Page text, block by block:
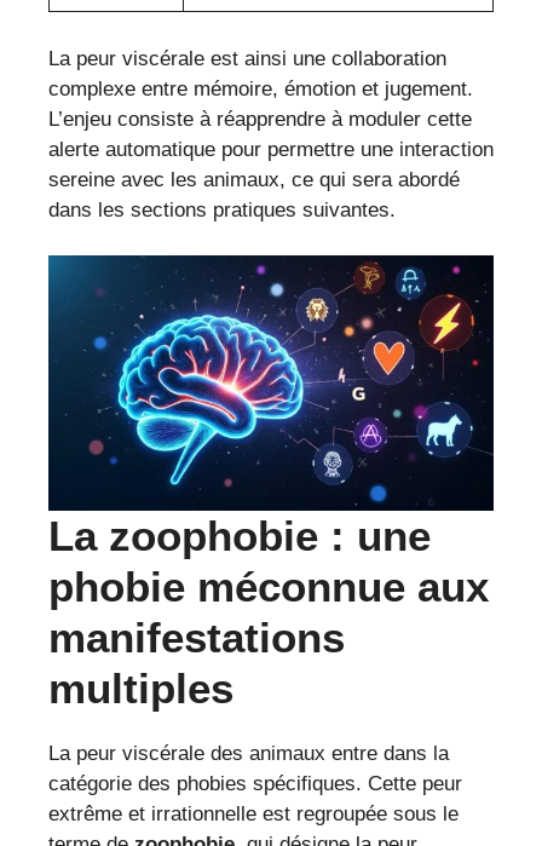
La peur viscérale est ainsi une collaboration
complexe entre mémoire, émotion et jugement.
L’enjeu consiste à réapprendre à moduler cette
alerte automatique pour permettre une interaction
sereine avec les animaux, ce qui sera abordé
dans les sections pratiques suivantes.
La zoophobie : une
phobie méconnue aux
manifestations
multiples
La peur viscérale des animaux entre dans la
catégorie des phobies spécifiques. Cette peur
extrême et irrationnelle est regroupée sous le